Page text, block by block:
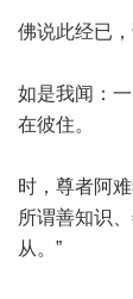
佛说此经已
如是我闻：
在彼住。
时，尊者阿
所谓善知识
从。”